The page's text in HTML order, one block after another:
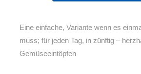
Eine einfache, Variante wenn es
muss; für jeden Tag, in zünftig –
Gemüseeintöpfen